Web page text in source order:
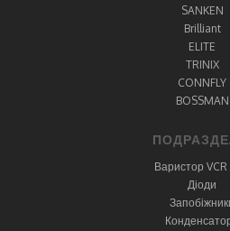
SANKEN
Brilliant
ELITE
TRINIX
CONNFLY
BOSSMAN
Варистор VCR
Діоди